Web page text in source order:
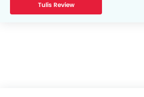
Tulis Review